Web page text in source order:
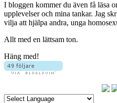
I bloggen kommer du även få läsa
upplevelser och mina tankar. Jag
vilja att hjälpa andra, unga
Allt med en lättsam ton.
Häng med!